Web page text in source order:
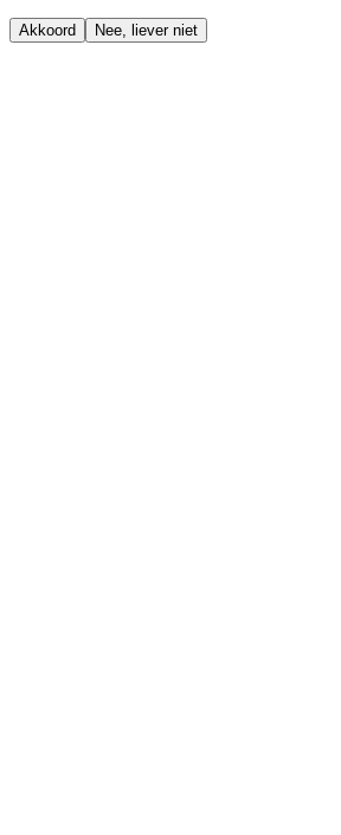
Akkoord Nee, liever niet